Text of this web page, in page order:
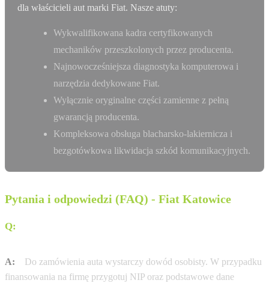
dla właścicieli aut marki Fiat. Nasze atuty:
Wykwalifikowana kadra certyfikowanych
mechaników przeszkolonych przez producenta.
Najnowocześniejsza diagnostyka komputerowa i
narzędzia dedykowane Fiat.
Wyłącznie oryginalne części zamienne z pełną
gwarancją producenta.
Kompleksowa obsługa blacharsko-lakiernicza i
bezgotówkowa likwidacja szkód komunikacyjnych.
Pytania i odpowiedzi (FAQ) - Fiat Katowice
Q:
A:
Do zamówienia auta wystarczy dowód osobisty. W przypadku
finansowania na firmę przygotuj NIP oraz podstawowe dane